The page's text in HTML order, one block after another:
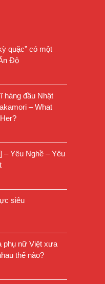
quặc” có một
Độ
hàng đầu Nhật
– What
– Yêu Nghề – Yêu
siêu
phụ nữ Việt xưa
thế nào?